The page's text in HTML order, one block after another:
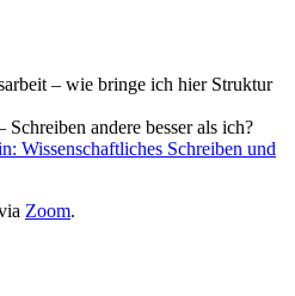
– wie bringe ich hier Struktur
andere besser als ich?
Wissenschaftliches Schreiben und
Zoom.